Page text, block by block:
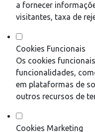
a fornecer
visitantes, taxa de
Cookies Funcionais
Os cookies
funcionalidades,
em plataformas de
outros recursos de
Cookies Marketing